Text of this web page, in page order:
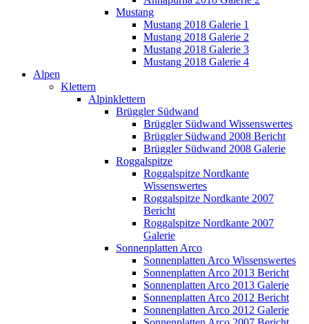
Mustang
Mustang 2018 Galerie 1
Mustang 2018 Galerie 2
Mustang 2018 Galerie 3
Mustang 2018 Galerie 4
Alpen
Klettern
Alpinklettern
Brüggler Südwand
Brüggler Südwand Wissenswertes
Brüggler Südwand 2008 Bericht
Brüggler Südwand 2008 Galerie
Roggalspitze
Roggalspitze Nordkante
Wissenswertes
Roggalspitze Nordkante 2007
Bericht
Roggalspitze Nordkante 2007
Galerie
Sonnenplatten Arco
Sonnenplatten Arco Wissenswertes
Sonnenplatten Arco 2013 Bericht
Sonnenplatten Arco 2013 Galerie
Sonnenplatten Arco 2012 Bericht
Sonnenplatten Arco 2012 Galerie